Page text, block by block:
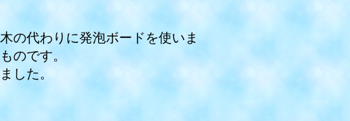
の代わりに発泡ボードを使いま
のです。
した。